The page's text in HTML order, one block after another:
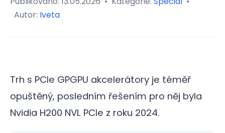
Autor: Iveta
Trh s PCIe GPGPU akcelerátory je téměř
opuštěný, posledním řešením pro něj byla
Nvidia H200 NVL PCIe z roku 2024.